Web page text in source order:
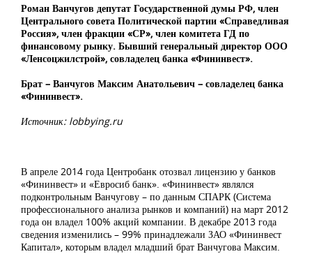
Роман Ванчугов депутат Государственной думы РФ, член
Центрального совета Политической партии «Справедливая
Россия», член фракции «СР», член комитета ГД по
финансовому рынку. Бывший генеральный директор ООО
«Ленсоцжилстрой», совладелец банка «Фининвест».
Брат – Ванчугов Максим Анатольевич – совладелец банка
«Фининвест».
Источник: lobbying.ru
В апреле 2014 года Центробанк отозвал лицензию у банков
«Фининвест» и «Евросиб банк». «Фининвест» являлся
подконтрольным Ванчугову – по данным СПАРК (Система
профессионального анализа рынков и компаний) на март 2012
года он владел 100% акций компании. В декабре 2013 года
сведения изменились – 99% принадлежали ЗАО «Фининвест
Капитал», которым владел младший брат Ванчугова Максим.